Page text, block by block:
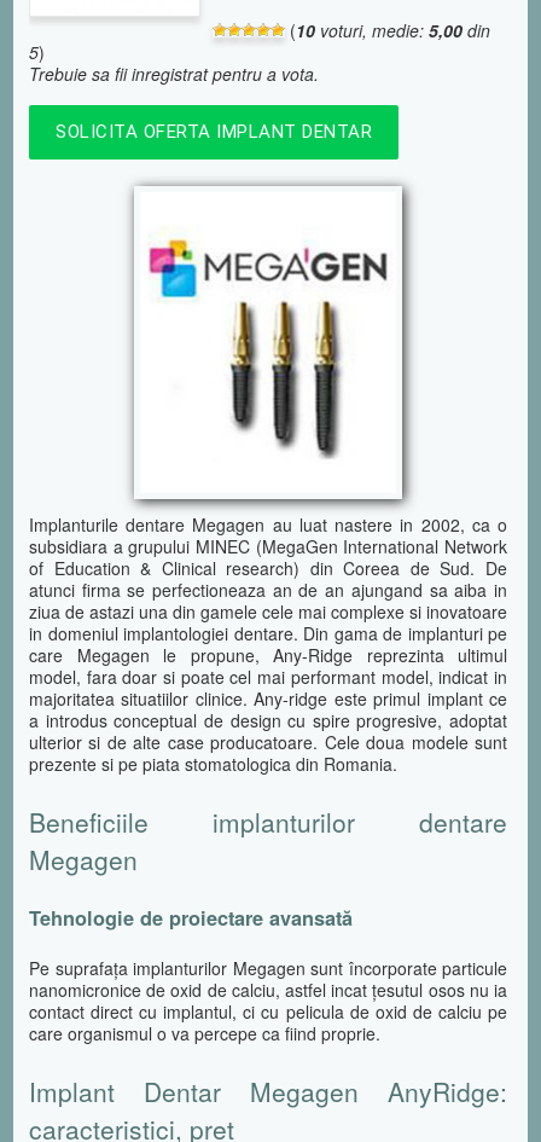
(10 voturi, medie: 5,00 din
5)
Trebuie sa fii inregistrat pentru a vota.
SOLICITA OFERTA IMPLANT DENTAR
Implanturile dentare Megagen au luat nastere in 2002, ca o
subsidiara a grupului MINEC (MegaGen International Network
of Education & Clinical research) din Coreea de Sud. De
atunci firma se perfectioneaza an de an ajungand sa aiba in
ziua de astazi una din gamele cele mai complexe si inovatoare
in domeniul implantologiei dentare. Din gama de implanturi pe
care Megagen le propune, Any-Ridge reprezinta ultimul
model, fara doar si poate cel mai performant model, indicat in
majoritatea situatiilor clinice. Any-ridge este primul implant ce
a introdus conceptual de design cu spire progresive, adoptat
ulterior si de alte case producatoare. Cele doua modele sunt
prezente si pe piata stomatologica din Romania.
Beneficiile implanturilor dentare
Megagen
Tehnologie de proiectare avansată
Pe suprafața implanturilor Megagen sunt încorporate particule
nanomicronice de oxid de calciu, astfel incat țesutul osos nu ia
contact direct cu implantul, ci cu pelicula de oxid de calciu pe
care organismul o va percepe ca fiind proprie.
Implant Dentar Megagen AnyRidge:
caracteristici, pret